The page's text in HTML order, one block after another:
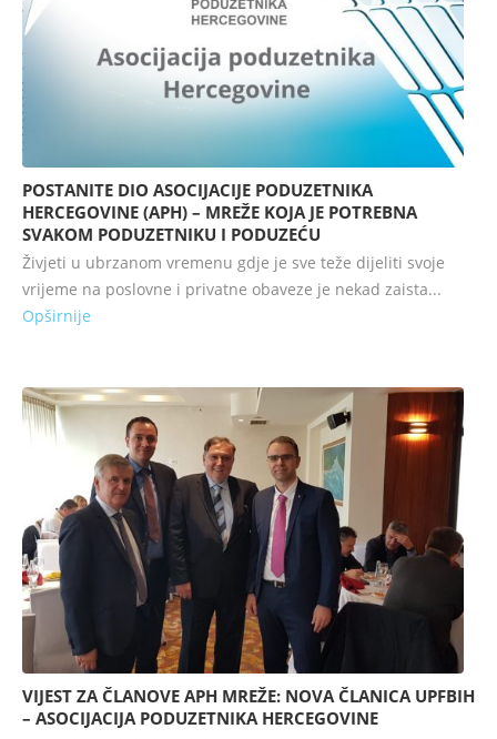
POSTANITE DIO ASOCIJACIJE PODUZETNIKA
HERCEGOVINE (APH) – MREŽE KOJA JE POTREBNA
SVAKOM PODUZETNIKU I PODUZEĆU
Živjeti u ubrzanom vremenu gdje je sve teže dijeliti svoje
vrijeme na poslovne i privatne obaveze je nekad zaista...
Opširnije
VIJEST ZA ČLANOVE APH MREŽE: NOVA ČLANICA UPFBIH
– ASOCIJACIJA PODUZETNIKA HERCEGOVINE